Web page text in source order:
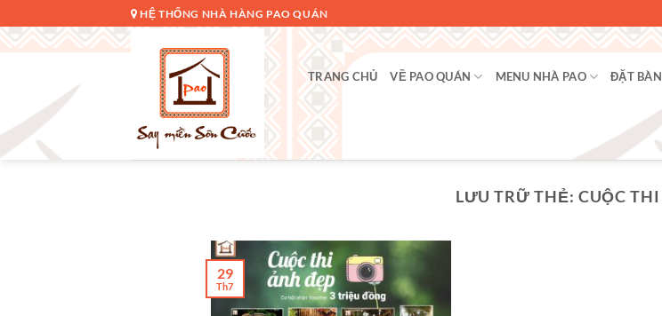
qua
nội
HỆ THỐNG NHÀ HÀNG PAO QUÁN
TRANG CHỦ VỀ PAO QUÁN MENU NHÀ PAO ĐẶT BÀN
LƯU TRỮ THẺ: CUỘC
29
Th7